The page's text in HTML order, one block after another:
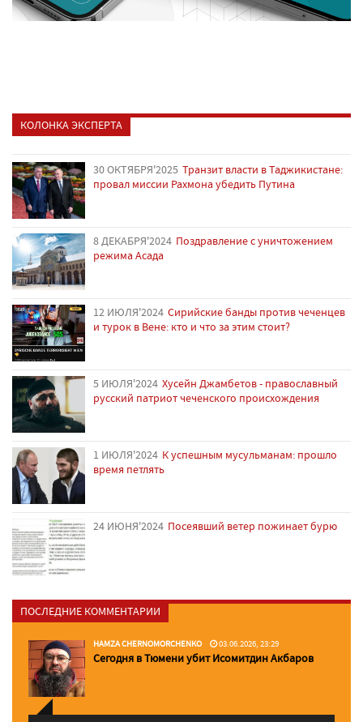
КОЛОНКА ЭКСПЕРТА
30 ОКТЯБРЯ'2025 Транзит власти в Таджикистане:
провал миссии Рахмона убедить Путина
8 ДЕКАБРЯ'2024 Поздравление с уничтожением
режима Асада
12 ИЮЛЯ'2024 Сирийские банды против чеченцев
и турок в Вене: кто и что за этим стоит?
5 ИЮЛЯ'2024 Хусейн Джамбетов - православный
русский патриот чеченского происхождения
1 ИЮЛЯ'2024 К успешным мусульманам: прошло
время петлять
24 ИЮНЯ'2024 Посеявший ветер пожинает бурю
ПОСЛЕДНИЕ КОММЕНТАРИИ
HAMZA CHERNOMORCHENKO 03.06.2026, 23:29
Сегодня в Тюмени убит Исомитдин Акбаров